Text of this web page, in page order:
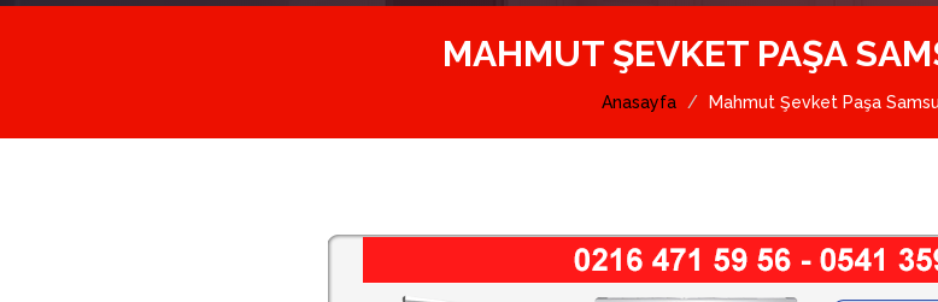
MAHMUT ŞEVKET PAŞA
Anasayfa Mahmut Şevket Paşa